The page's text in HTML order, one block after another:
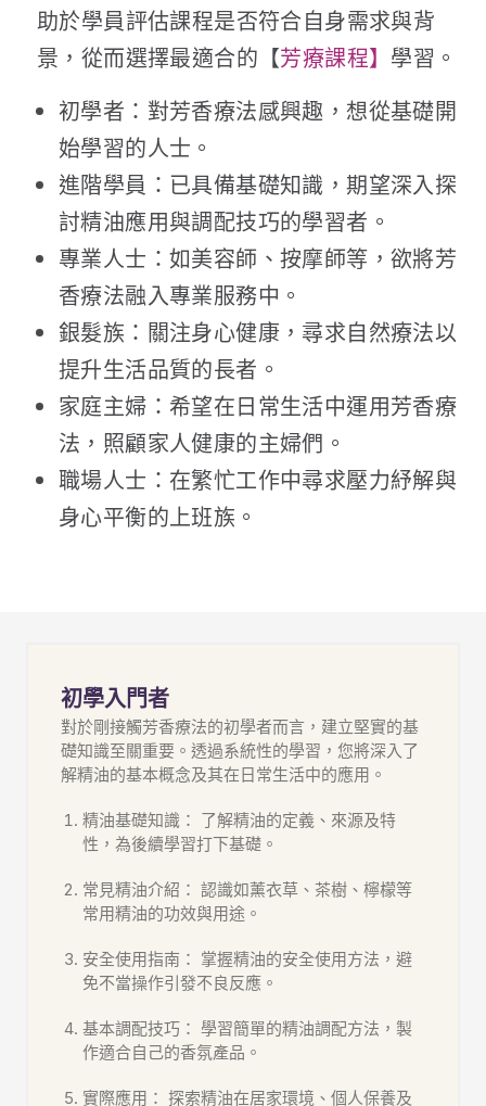
助於學員評估課程是否符合自身需求與背
景，從而選擇最適合的【芳療課程】 學習。
初學者：對芳香療法感興趣，想從基礎開
始學習的人士。
進階學員：已具備基礎知識，期望深入探
討精油應用與調配技巧的學習者。
專業人士：如美容師、按摩師等，欲將芳
香療法融入專業服務中。
銀髮族：關注身心健康，尋求自然療法以
提升生活品質的長者。
家庭主婦：希望在日常生活中運用芳香療
法，照顧家人健康的主婦們。
職場人士：在繁忙工作中尋求壓力紓解與
身心平衡的上班族。
初學入門者
對於剛接觸芳香療法的初學者而言，建立堅實的基
礎知識至關重要。透過系統性的學習，您將深入了
解精油的基本概念及其在日常生活中的應用。
精油基礎知識： 了解精油的定義、來源及特
性，為後續學習打下基礎。
常見精油介紹： 認識如薰衣草、茶樹、檸檬等
常用精油的功效與用途。
安全使用指南： 掌握精油的安全使用方法，避
免不當操作引發不良反應。
基本調配技巧： 學習簡單的精油調配方法，製
作適合自己的香氛產品。
實際應用： 探索精油在居家環境、個人保養及